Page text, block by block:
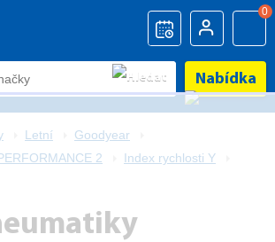
0
Nabídka
Letní
Goodyear
2
Index rychlosti Y